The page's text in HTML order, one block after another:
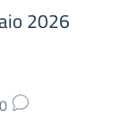
2026
0